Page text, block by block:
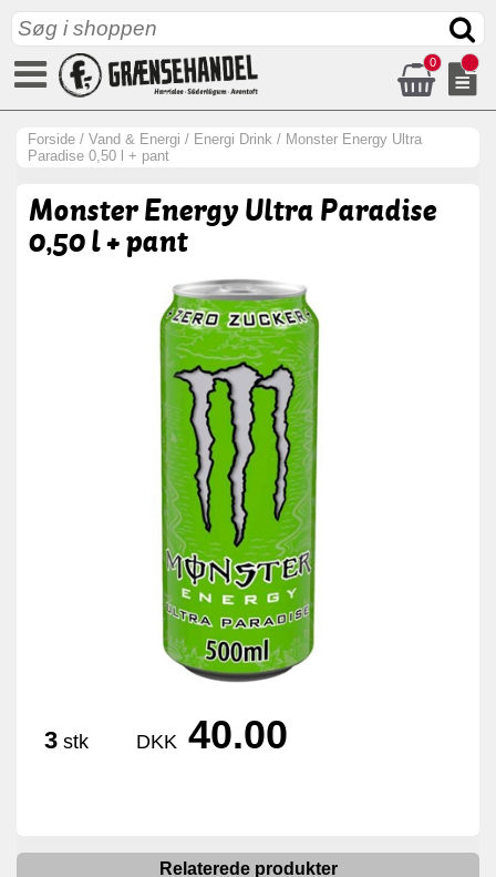
0
Forside / Vand & Energi / Energi Drink / Monster Energy Ultra
Paradise 0,50 l + pant
Monster Energy Ultra Paradise
0,50 l + pant
3 stk DKK 40.00
Relaterede produkter